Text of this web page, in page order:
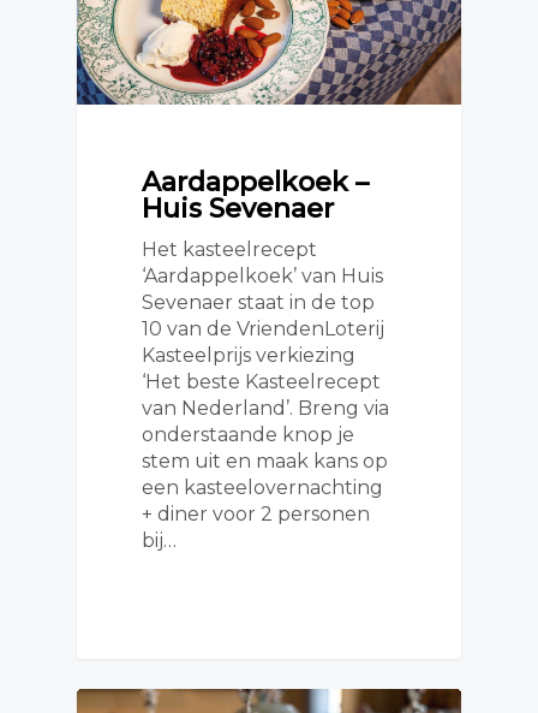
Aardappelkoek –
Huis Sevenaer
Het kasteelrecept
‘Aardappelkoek’ van Huis
Sevenaer staat in de top
10 van de VriendenLoterij
Kasteelprijs verkiezing
‘Het beste Kasteelrecept
van Nederland’. Breng via
onderstaande knop je
stem uit en maak kans op
een kasteelovernachting
+ diner voor 2 personen
bij…